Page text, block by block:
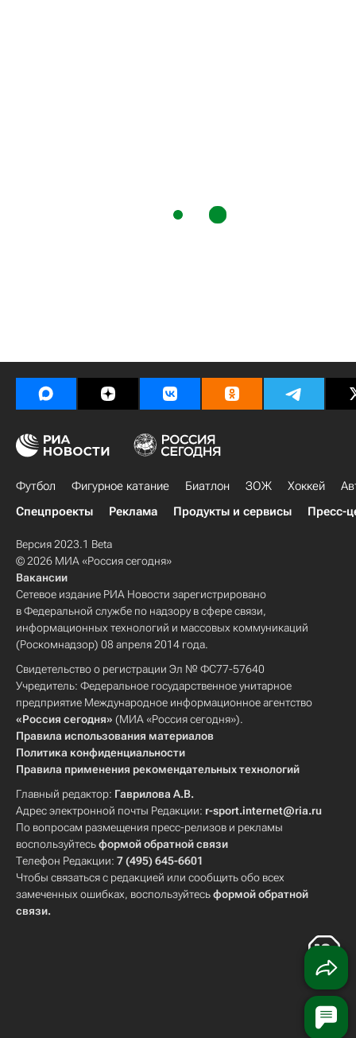
Футбол Фигурное катание Биатлон ЗОЖ Хоккей
Спецпроекты
Реклама Продукты и сервисы Пресс-
Версия 2023.1 Beta
© 2026 МИА «Россия сегодня»
Вакансии
Сетевое издание РИА Новости зарегистрировано
в Федеральной службе по надзору в сфере связи,
информационных технологий и массовых коммуникаций
(Роскомнадзор) 08 апреля 2014 года.
Свидетельство о регистрации Эл № ФС77-57640
Учредитель: Федеральное государственное унитарное
предприятие Международное информационное агентство
«Россия сегодня» (МИА «Россия сегодня»).
Правила использования материалов
Политика конфиденциальности
Правила применения рекомендательных технологий
Главный редактор: Гаврилова А.В.
Адрес электронной почты Редакции: r-sport.internet@ria.ru
По вопросам размещения пресс-релизов и рекламы
воспользуйтесьформой обратной связи
Телефон Редакции: 7 (495) 645-6601
Чтобы связаться с редакцией или сообщить обо всех
замеченных ошибках, воспользуйтесьформой обратной
связи.